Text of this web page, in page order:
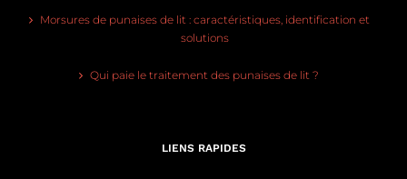
Morsures de punaises de lit : caractéristiques, identification et
solutions
Qui paie le traitement des punaises de lit ?
LIENS RAPIDES